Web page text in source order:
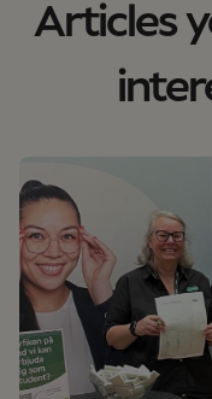
Articles